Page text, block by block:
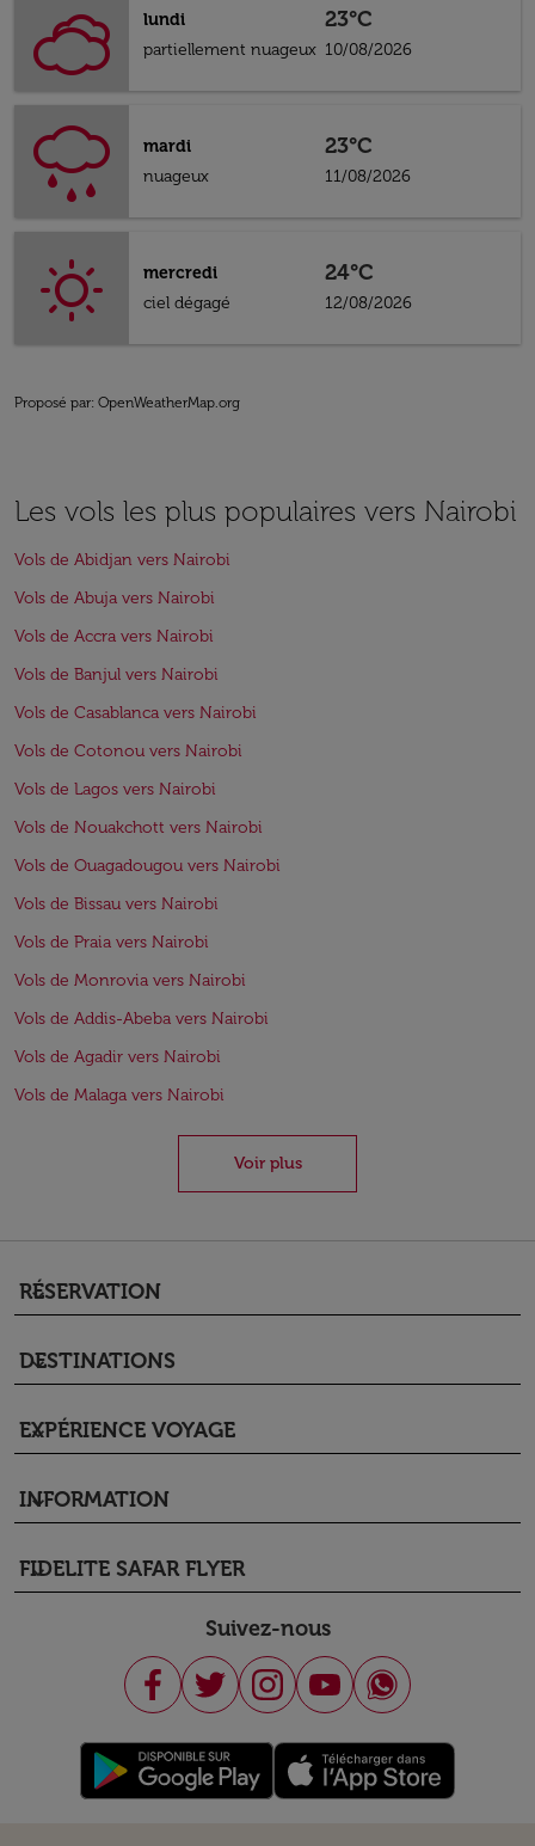
lundi
partiellement nuageux
23°C
10/08/2026
mardi
nuageux
23°C
11/08/2026
mercredi
ciel dégagé
24°C
12/08/2026
Proposé par: OpenWeatherMap.org
Les vols les plus populaires vers Nairobi
Vols de Abidjan vers Nairobi
Vols de Abuja vers Nairobi
Vols de Accra vers Nairobi
Vols de Banjul vers Nairobi
Vols de Casablanca vers Nairobi
Vols de Cotonou vers Nairobi
Vols de Lagos vers Nairobi
Vols de Nouakchott vers Nairobi
Vols de Ouagadougou vers Nairobi
Vols de Bissau vers Nairobi
Vols de Praia vers Nairobi
Vols de Monrovia vers Nairobi
Vols de Addis-Abeba vers Nairobi
Vols de Agadir vers Nairobi
Vols de Malaga vers Nairobi
Voir plus
RÉSERVATION
keyboard_arrow_down
DESTINATIONS
keyboard_arrow_down
EXPÉRIENCE VOYAGE
keyboard_arrow_down
INFORMATION
keyboard_arrow_down
FIDELITE SAFAR FLYER
keyboard_arrow_down
Suivez-nous